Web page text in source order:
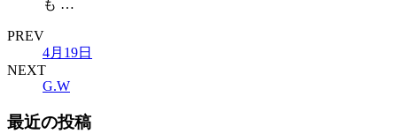
も …
PREV
4月19日
NEXT
G.W
最近の投稿